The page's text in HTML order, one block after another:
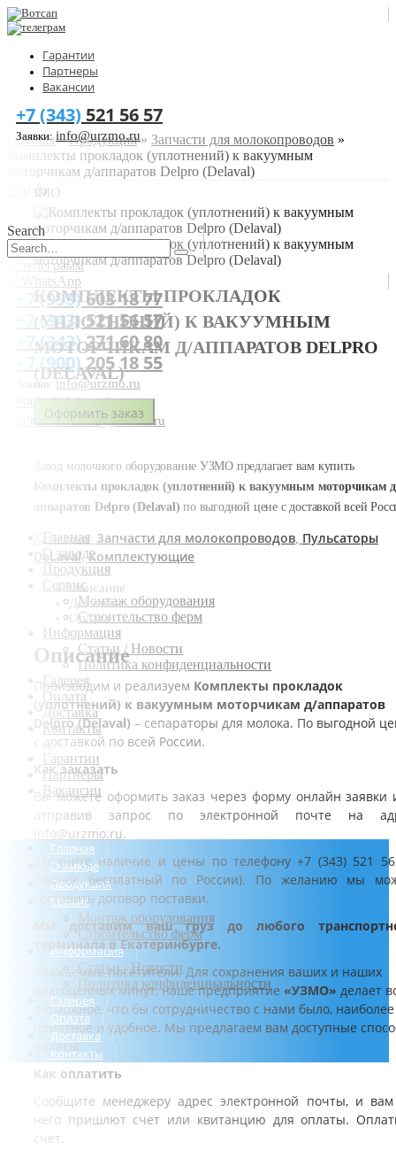
Гарантии
Партнеры
Вакансии
+7 (343) 521 56 57
Заявки:info@urzmo.ru
Search
+7 (993)603 18 77
+7 (343)521 56 57
+7 (343)271 60 80
+7 (900)205 18 55
Заявки: info@urzmo.ru
90020518@mail.ru
m9936031877@yandex.ru
Главная
О заводе
Продукция
Сервис
Монтаж оборудования
Строительство ферм
Информация
Статьи / Новости
Политика конфиденциальности
Галерея
Оплата
Доставка
Контакты
Гарантии
Партнеры
Вакансии
Главная
О заводе
Продукция
Сервис
Монтаж оборудования
Строительство ферм
Информация
Статьи / Новости
Политика конфиденциальности
Галерея
Оплата
Доставка
Контакты
Главная»Продукция» Запчасти для молокопроводов »
Комплекты прокладок (уплотнений) к вакуумным
моторчикам д/аппаратов Delpro (Delaval)
👍
КОМПЛЕКТЫ ПРОКЛАДОК
(УПЛОТНЕНИЙ) К ВАКУУМНЫМ
МОТОРЧИКАМ Д/АППАРАТОВ DELPRO
(DELAVAL)
Оформить заказ
Завод молочного оборудование УЗМО предлагает вам купить
Комплекты прокладок (уплотнений) к вакуумным моторчикам
аппаратов Delpro (Delaval) по выгодной цене с доставкой всей
Категории: Запчасти для молокопроводов Пульсаторы
DeLaval,Комплектующие
Описание
Доставка
Оплата
Описание
Производим и реализуем Комплекты прокладок
(уплотнений) к вакуумным моторчикам д/аппаратов
Delpro (Delaval) – сепараторы для молока. По выгодной
с доставкой по всей России.
Как заказать
Вы можете оформить заказ через форму онлайн заявки
отправив запрос по электронной почте на
info@urzmo.ru.
Уточните наличие и цены по телефону +7 (343) 521
(звонок бесплатный по России). По желанию мы
составить договор поставки.
Мы доставим ваш груз до любого
терминала в Екатеринбурге.
Уважаемые посетители. Для сохранения ваших и наших
драгоценных минут, наше предприятие «УЗМО» делает
возможное, что бы сотрудничество с нами было, наиболее
приятное и удобное. Мы предлагаем вам доступные
оплаты.
Как оплатить
Сообщите менеджеру адрес электронной почты, и
него пришлют счет или квитанцию для оплаты.
счет.